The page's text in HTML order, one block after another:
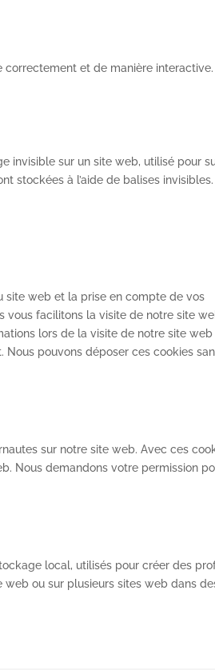
et de manière interactive.
invisible sur un site web, utilisé pour
stockées à l’aide de balises invisibles.
site web et la prise en compte de vos
vous facilitons la visite de notre site
lors de la visite de notre site web
Nous pouvons déposer ces cookies
sur notre site web. Avec ces
Nous demandons votre permission
local, utilisés pour créer des
web ou sur plusieurs sites web dans